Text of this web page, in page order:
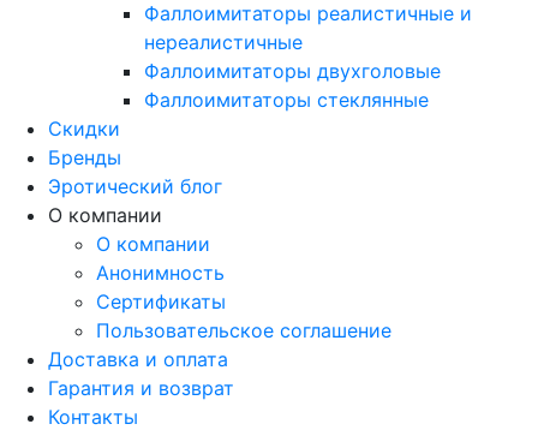
Фаллоимитаторы реалистичные и
нереалистичные
Фаллоимитаторы двухголовые
Фаллоимитаторы стеклянные
Скидки
Бренды
Эротический блог
О компании
О компании
Анонимность
Сертификаты
Пользовательское соглашение
Доставка и оплата
Гарантия и возврат
Контакты